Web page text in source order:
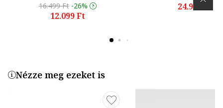
16.499 Ft -26%
12.099 Ft
24.990 Ft
Nézze meg ezeket is